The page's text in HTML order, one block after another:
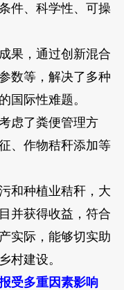
件、科学性、可操
，通过创新混合
数等，解决了多种
国际性难题。
虑了粪便管理方
、作物秸秆添加等
种植业秸秆，大
并获得收益，符合
实际，能够切实助
村建设。
受多重因素影响